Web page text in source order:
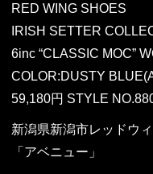
RED WING SHOES
IRISH SETTER
6inc “CLASSIC MOC”
COLOR:DUSTY
59,180円 STYLE
新潟県新潟市レッドウ
「アベニュー」